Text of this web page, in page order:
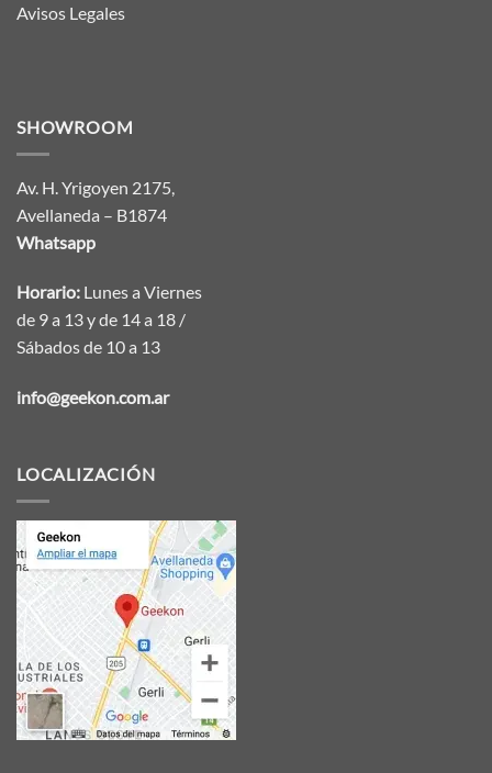
Avisos Legales
SHOWROOM
Av. H. Yrigoyen 2175,
Avellaneda – B1874
Whatsapp
Horario: Lunes a Viernes
de 9 a 13 y de 14 a 18 /
Sábados de 10 a 13
info@geekon.com.ar
LOCALIZACIÓN